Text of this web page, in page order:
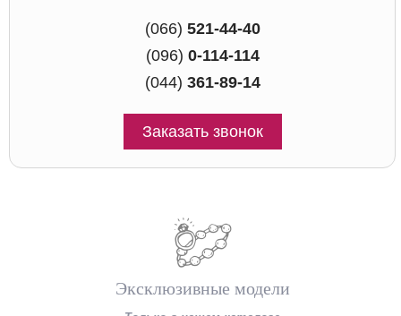
(066) 521-44-40
(096) 0-114-114
(044) 361-89-14
Заказать звонок
Эксклюзивные модели